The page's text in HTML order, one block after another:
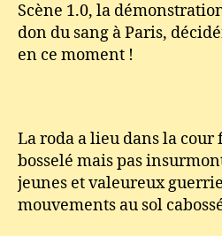
Scène 1.0, la
don du sang à Paris,
en ce moment !
La roda a lieu dans la
bosselé mais pas
jeunes et valeureux
mouvements au sol